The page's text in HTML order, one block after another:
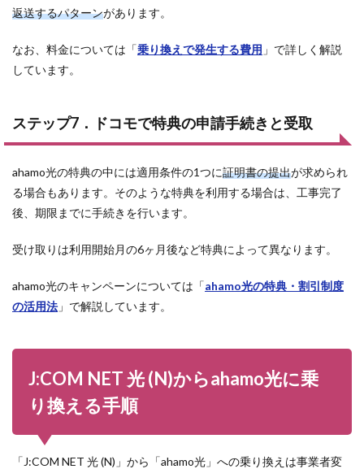
返送するパターンがあります。
なお、料金については「乗り換えで発生する費用 」で詳しく解説
しています。
ステップ7．ドコモで特典の申請手続きと受取
ahamo光の特典の中には適用条件の1つに証明書の提出が求められ
る場合もあります。そのような特典を利用する場合は、工事完了
後、期限までに手続きを行います。
受け取りは利用開始月の6ヶ月後など特典によって異なります。
ahamo光のキャンペーンについては「ahamo光の特典・割引制度
の活用法 」で解説しています。
J:COM NET 光 (N)からahamo光に乗
り換える手順
「J:COM NET 光 (N)」から「ahamo光」への乗り換えは事業者変